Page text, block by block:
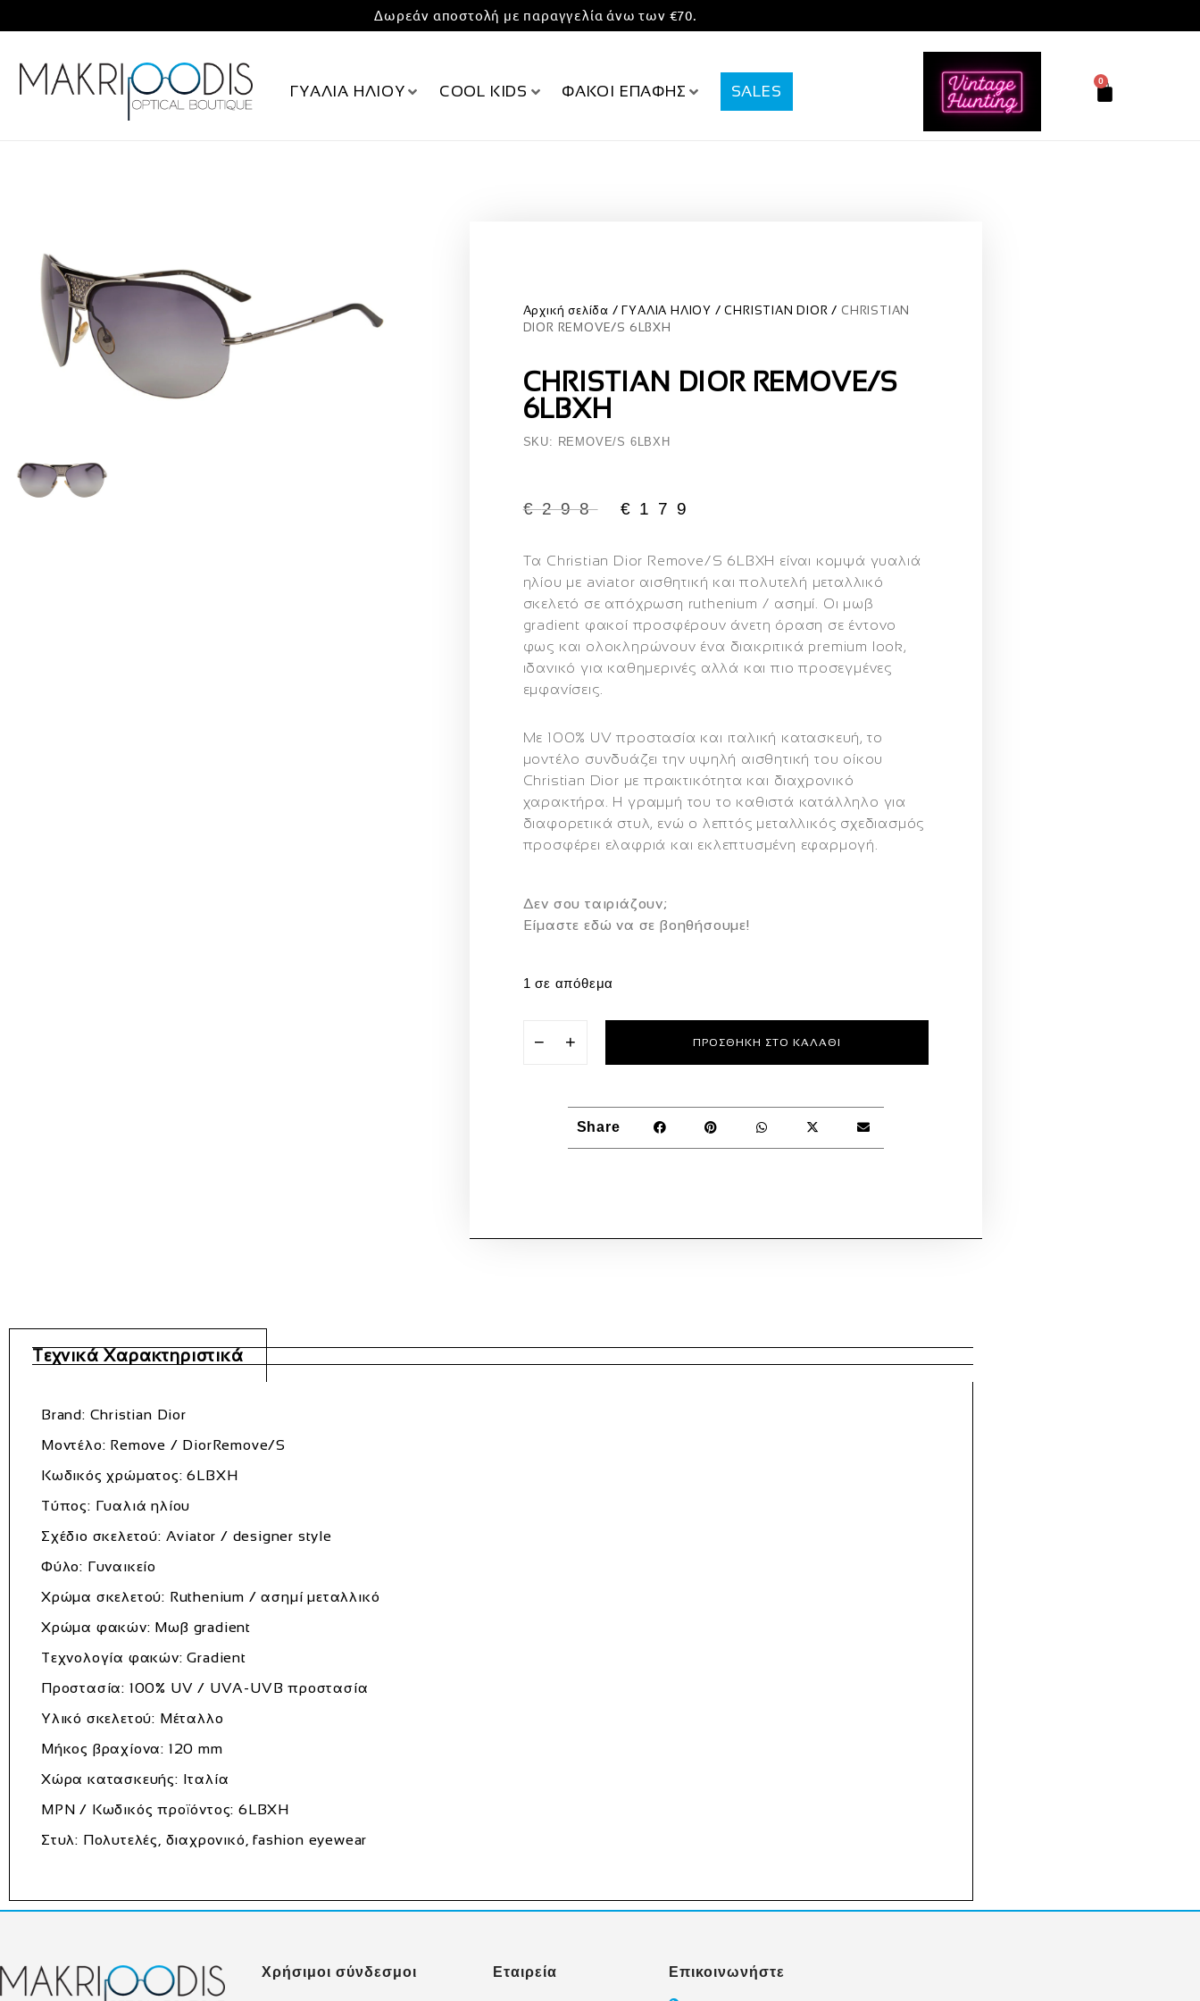
Δωρεάν αποστολή με παραγγελία άνω των €70.
ΓΥΑΛΙΑ ΗΛΙΟΥ COOL KIDS ΦΑΚΟΙ ΕΠΑΦΗΣ SALES
0
Αρχική σελίδα ΓΥΑΛΙΑ ΗΛΙΟΥ CHRISTIAN DIOR
CHRISTIAN
DIOR REMOVE/S 6LBXH
CHRISTIAN DIOR REMOVE/S
6LBXH
SKU: REMOVE/S 6LBXH
€298 € 179
Τα Christian Dior Remove/S 6LBXH είναι κομψά γυαλιά
ηλίου με aviator αισθητική και πολυτελή μεταλλικό
σκελετό σε απόχρωση ruthenium / ασημί. Οι μωβ
gradient φακοί προσφέρουν άνετη όραση σε έντονο
φως και ολοκληρώνουν ένα διακριτικά premium look,
ιδανικό για καθημερινές αλλά και πιο προσεγμένες
εμφανίσεις.
Με 100% UV προστασία και ιταλική κατασκευή, το
μοντέλο συνδυάζει την υψηλή αισθητική του οίκου
Christian Dior με πρακτικότητα και διαχρονικό
χαρακτήρα. Η γραμμή του το καθιστά κατάλληλο για
διαφορετικά στυλ, ενώ ο λεπτός μεταλλικός σχεδιασμός
προσφέρει ελαφριά και εκλεπτυσμένη εφαρμογή.
Δεν σου ταιριάζουν;
Eίμαστε εδώ να σε βοηθήσουμε!
1 σε απόθεμα
− + ΠΡΟΣΘΉΚΗ ΣΤΟ ΚΑΛΆΘΙ
Share
Τεχνικά Χαρακτηριστικά
Brand: Christian Dior
Μοντέλο: Remove / DiorRemove/S
Κωδικός χρώματος: 6LBXH
Τύπος: Γυαλιά ηλίου
Σχέδιο σκελετού: Aviator / designer style
Φύλο: Γυναικείο
Χρώμα σκελετού: Ruthenium / ασημί μεταλλικό
Χρώμα φακών: Μωβ gradient
Τεχνολογία φακών: Gradient
Προστασία: 100% UV / UVA-UVB προστασία
Υλικό σκελετού: Μέταλλο
Μήκος βραχίονα: 120 mm
Χώρα κατασκευής: Ιταλία
MPN / Κωδικός προϊόντος: 6LBXH
Στυλ: Πολυτελές, διαχρονικό, fashion eyewear
Χρήσιμοι σύνδεσμοι Εταιρεία Επικοινωνήστε